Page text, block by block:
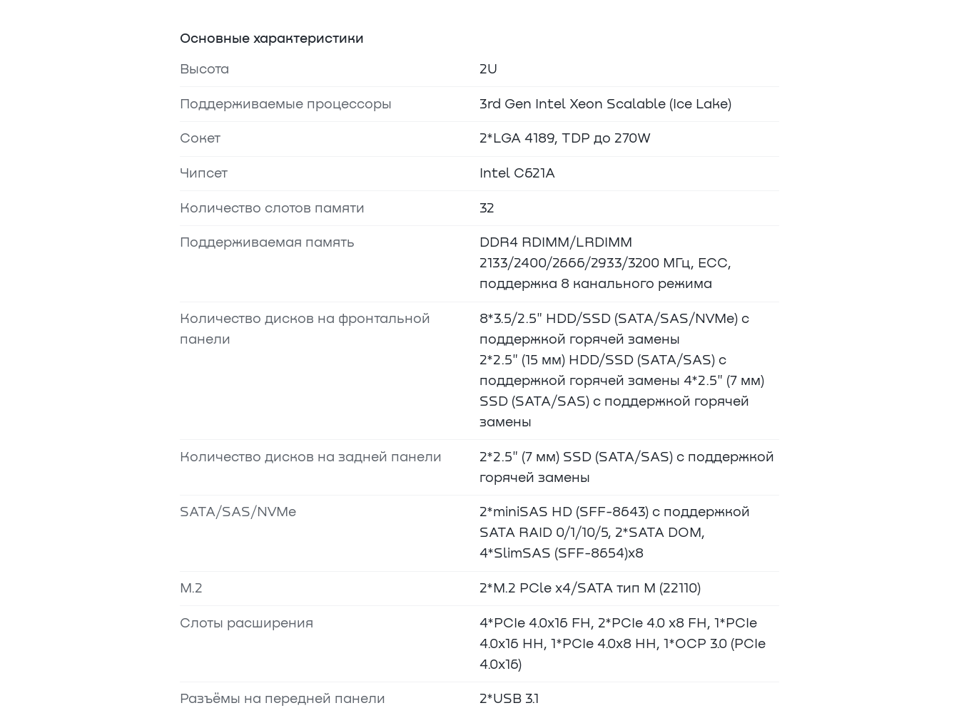
Основные характеристики
Высота 2U
Поддерживаемые процессоры 3rd Gen Intel Xeon Scalable (Ice Lake)
Сокет 2*LGA 4189, TDP до 270W
Чипсет Intel C621A
Количество слотов памяти 32
Поддерживаемая память
DDR4 RDIMM/LRDIMM
2133/2400/2666/2933/3200 МГц, ECC,
поддержка 8 канального режима
Количество дисков на фронтальной
панели
8*3.5/2.5" HDD/SSD (SATA/SAS/NVMe) с
поддержкой горячей замены
2*2.5" (15 мм) HDD/SSD (SATA/SAS) с
поддержкой горячей замены 4*2.5" (7 мм)
SSD (SATA/SAS) с поддержкой горячей
замены
Количество дисков на задней панели
2*2.5" (7 мм) SSD (SATA/SAS) с поддержкой
горячей замены
SATA/SAS/NVMe
2*miniSAS HD (SFF-8643) с поддержкой
SATA RAID 0/1/10/5, 2*SATA DOM,
4*SlimSAS (SFF-8654)x8
M.2 2*M.2 PCle x4/SATA тип М (22110)
Слоты расширения
4*PCIe 4.0x16 FH, 2*PCIe 4.0 x8 FH, 1*PCIe
4.0x16 HH, 1*PCIe 4.0x8 HH, 1*OCP 3.0 (PCIe
4.0x16)
Разъёмы на передней панели 2*USB 3.1